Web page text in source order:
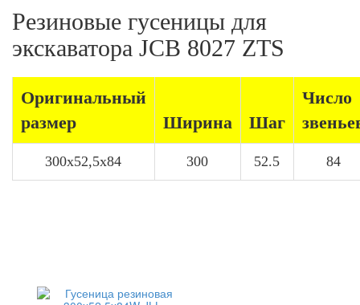
Резиновые гусеницы для
экскаватора JCB 8027 ZTS
Оригинальный
размер
Ширина Шаг
Число
300x52,5x84 300 52.5 84